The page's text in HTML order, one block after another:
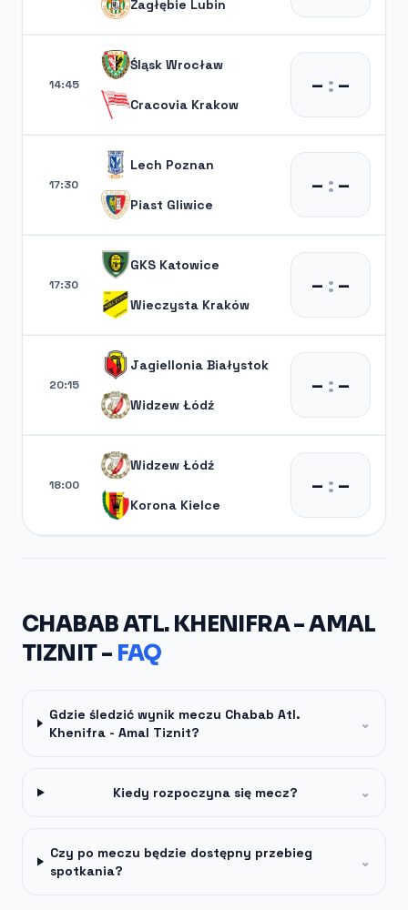
Zagłębie Lubin
14:45
Śląsk Wrocław
Cracovia Krakow
– :–
17:30
Lech Poznan
Piast Gliwice
– :–
17:30
GKS Katowice
Wieczysta Kraków
– :–
20:15
Jagiellonia Białystok
Widzew Łódź
– :–
18:00
Widzew Łódź
Korona Kielce
– :–
CHABAB ATL. KHENIFRA - AMAL
TIZNIT - FAQ
Gdzie śledzić wynik meczu Chabab Atl.
Khenifra - Amal Tiznit?
⌄
Kiedy rozpoczyna się mecz? ⌄
Czy po meczu będzie dostępny przebieg
spotkania?
⌄